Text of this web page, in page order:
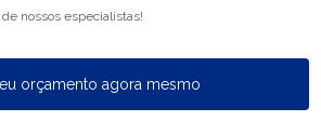
nossos especialistas!
orçamento agora mesmo